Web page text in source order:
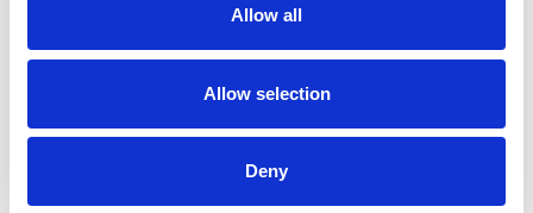
Allow all
Allow selection
Deny
La Škoda avvia la produzione del suo SUV Peaq
Repubblica Ceca